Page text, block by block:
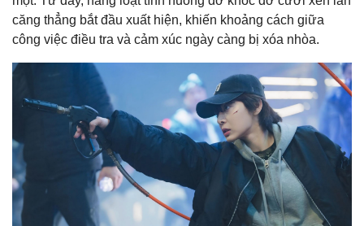
căng thẳng bắt đầu xuất hiện, khiến khoảng cách giữa
công việc điều tra và cảm xúc ngày càng bị xóa nhòa.